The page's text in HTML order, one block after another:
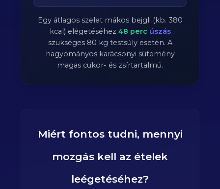
Egy átlagos szelet mákos bejgli (kb. 380
kcal) elégetéséhez 48 perc úszás
szükséges 80 kg testsúly esetén. A
hagyományos karácsonyi sütemény
magas cukor- és zsírtartalmú.
Miért fontos tudni, mennyi
mozgás kell az ételek
leégetéséhez?